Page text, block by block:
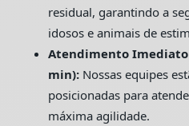
residual, garantindo a
idosos e animais de
Atendimento Imediato
min):Nossas equipes
posicionadas para
máxima agilidade.